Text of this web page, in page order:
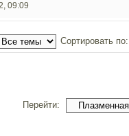
09:09
Сортировать по:
Перейти: